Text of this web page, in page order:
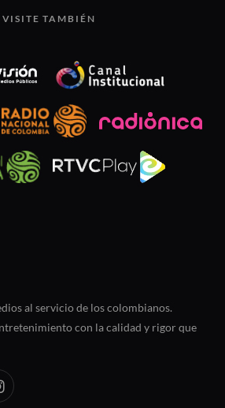
VISITE TAMBIÉN
al servicio de los colombianos.
con la calidad y rigor que